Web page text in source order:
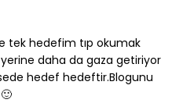
tek hedefim tıp okumak
daha da gaza getiriyor
hedef hedeftir.Blogunu